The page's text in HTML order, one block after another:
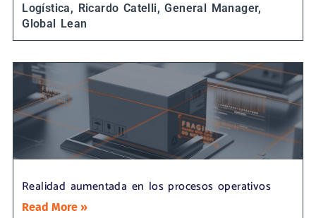
Logística, Ricardo Catelli, General Manager,
Global Lean
Realidad aumentada en los procesos operativos
Read More »